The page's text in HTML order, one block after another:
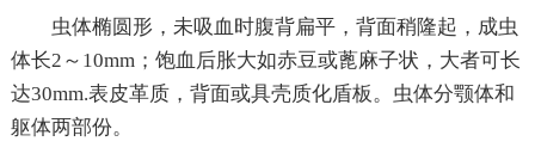
虫体椭圆形，未吸血时腹背扁平，背面稍隆起，成虫
体长2～10mm；饱血后胀大如赤豆或蓖麻子状，大者可长
达30mm.表皮革质，背面或具壳质化盾板。虫体分颚体和
躯体两部份。